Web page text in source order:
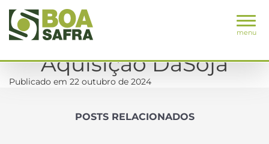
menu
Aquisição DaSoja
Publicado em 22 outubro de 2024
POSTS RELACIONADOS